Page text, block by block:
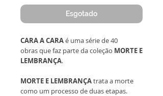
Esgotado
CARA A CARAé uma série de 40
obras que faz parte da coleção MORTE E
LEMBRANÇA.
MORTE E LEMBRANÇAtrata a morte
como um processo de duas etapas.